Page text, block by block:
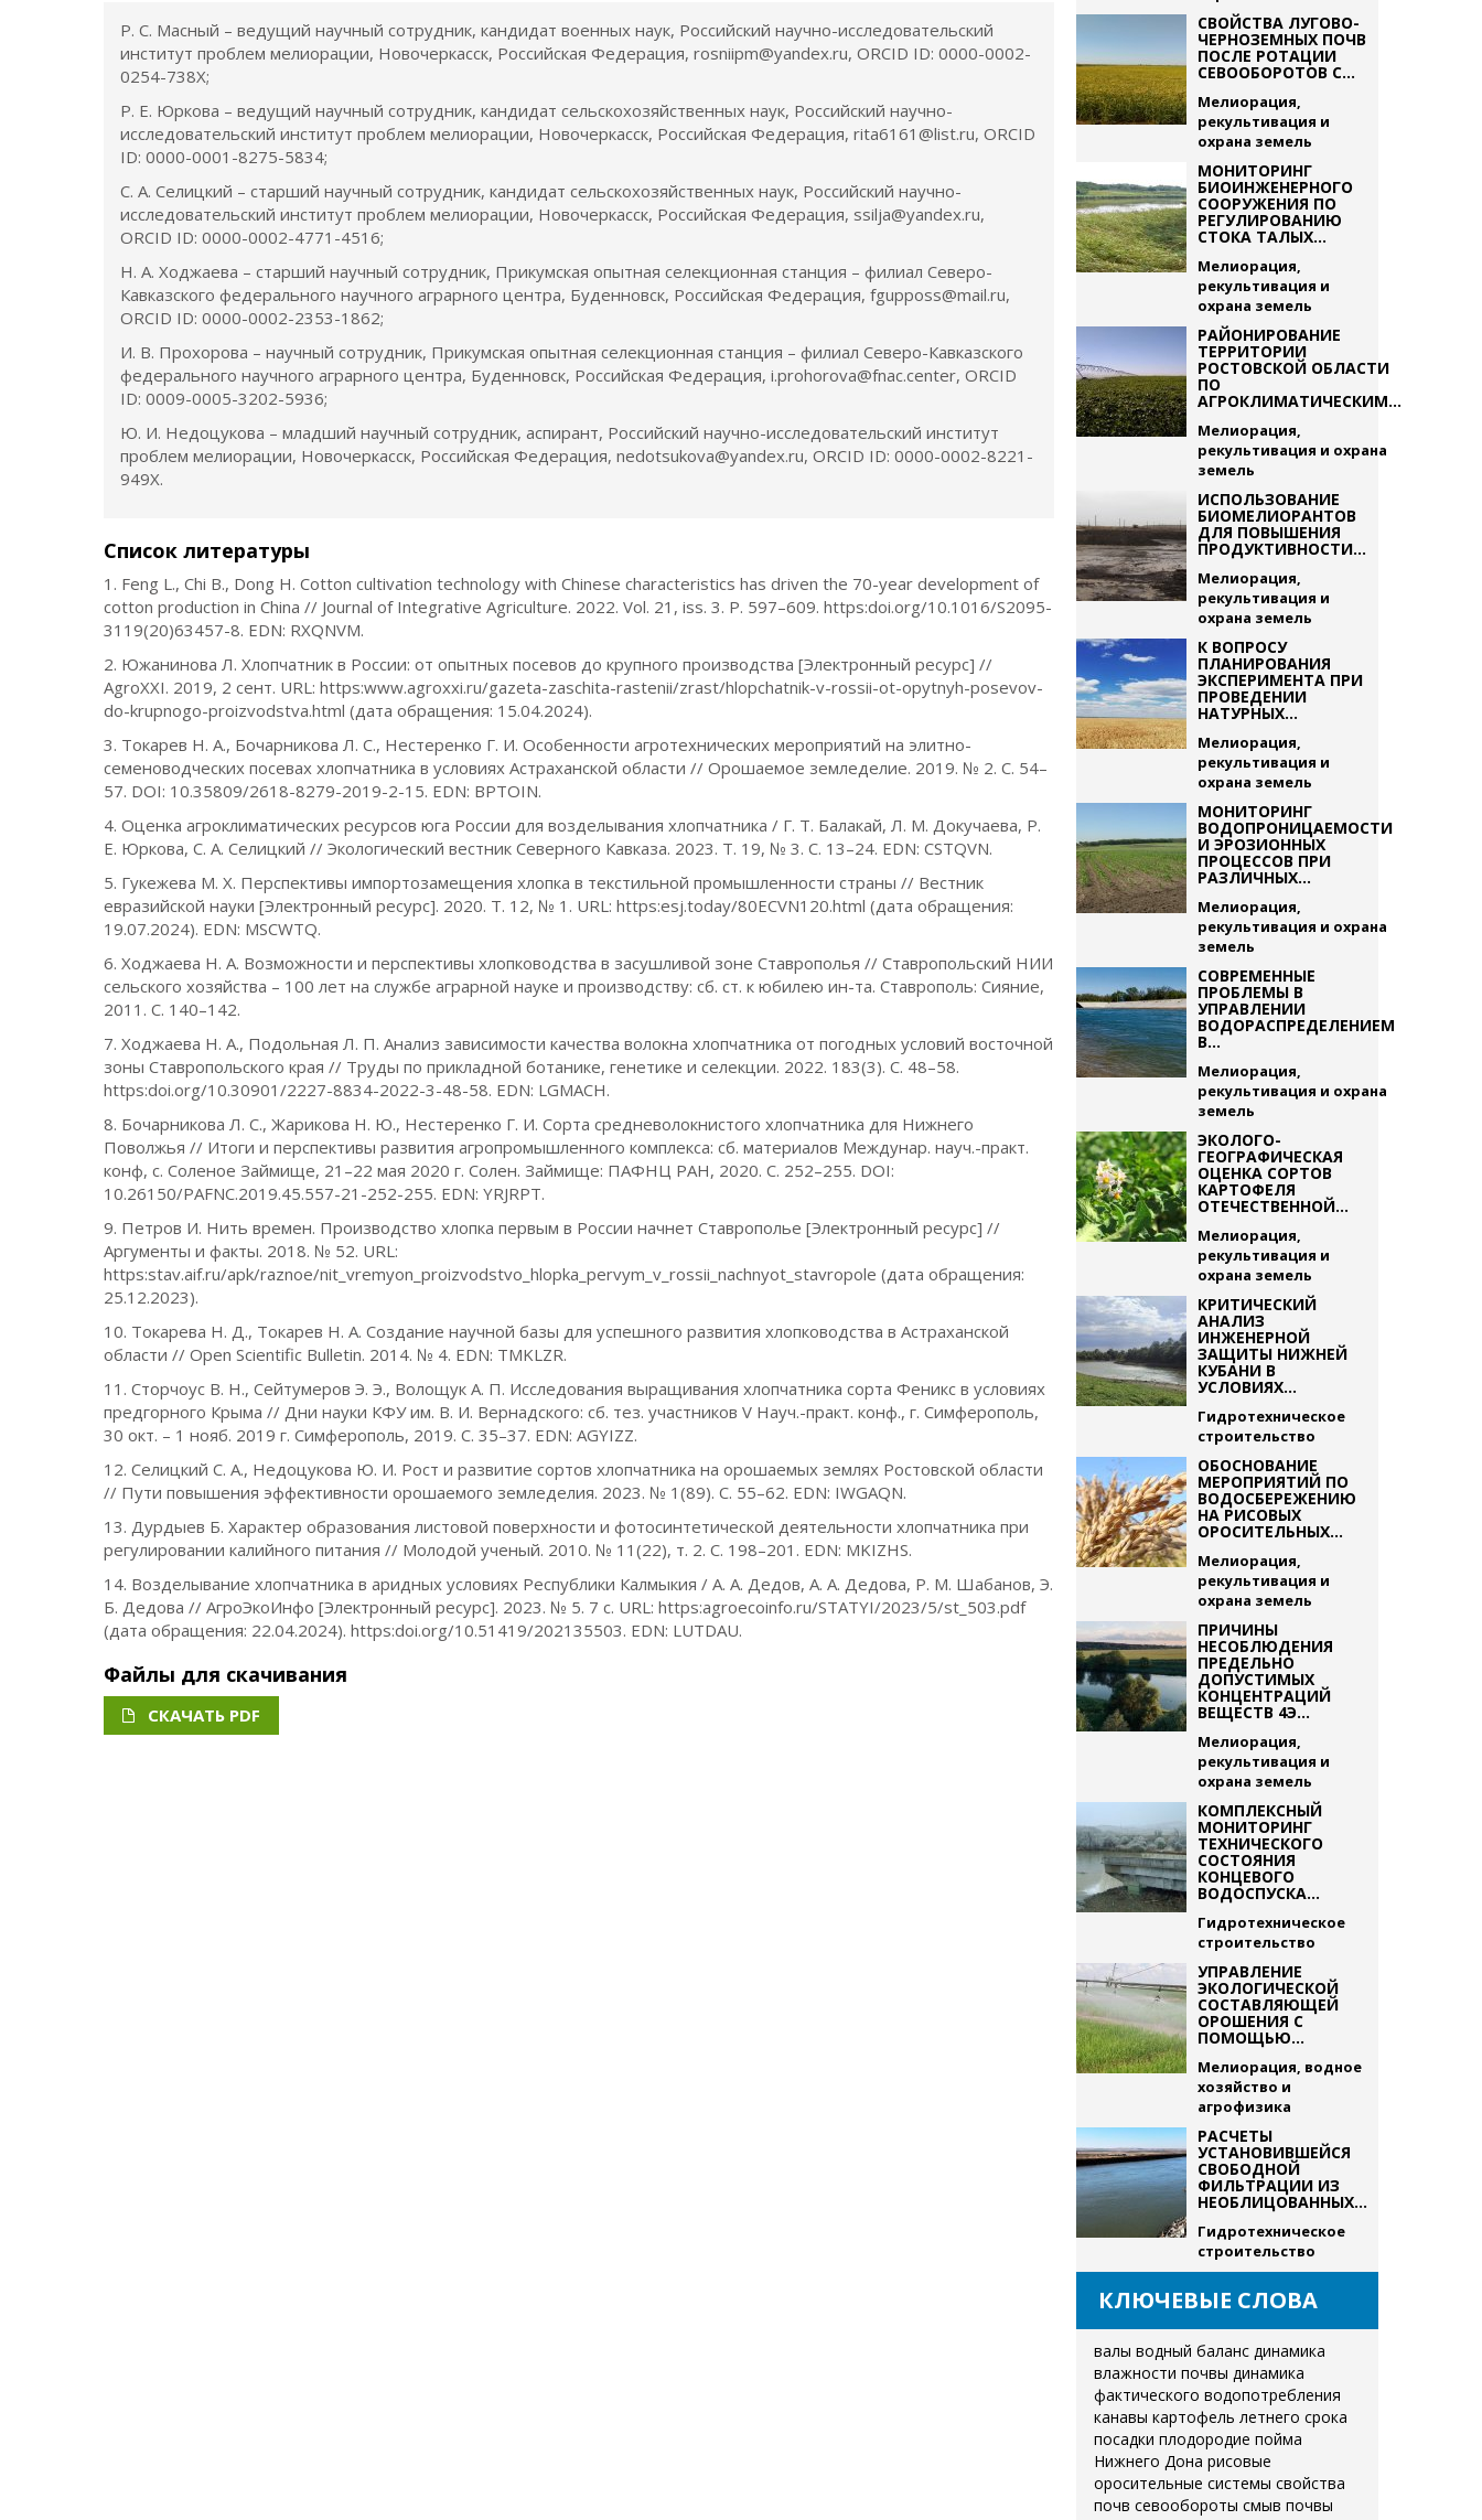
Р. С. Масный – ведущий научный сотрудник, кандидат военных наук, Российский научно-исследовательский
институт проблем мелиорации, Новочеркасск, Российская Федерация, rosniipm@yandex.ru, ORCID ID: 0000-0002-
0254-738X;
Р. Е. Юркова – ведущий научный сотрудник, кандидат сельскохозяйственных наук, Российский научно-
исследовательский институт проблем мелиорации, Новочеркасск, Российская Федерация, rita6161@list.ru, ORCID
ID: 0000-0001-8275-5834;
С. А. Селицкий – старший научный сотрудник, кандидат сельскохозяйственных наук, Российский научно-
исследовательский институт проблем мелиорации, Новочеркасск, Российская Федерация, ssilja@yandex.ru,
ORCID ID: 0000-0002-4771-4516;
Н. А. Ходжаева – старший научный сотрудник, Прикумская опытная селекционная станция – филиал Северо-
Кавказского федерального научного аграрного центра, Буденновск, Российская Федерация, fgupposs@mail.ru,
ORCID ID: 0000-0002-2353-1862;
И. В. Прохорова – научный сотрудник, Прикумская опытная селекционная станция – филиал Северо-Кавказского
федерального научного аграрного центра, Буденновск, Российская Федерация, i.prohorova@fnac.center, ORCID
ID: 0009-0005-3202-5936;
Ю. И. Недоцукова – младший научный сотрудник, аспирант, Российский научно-исследовательский институт
проблем мелиорации, Новочеркасск, Российская Федерация, nedotsukova@yandex.ru, ORCID ID: 0000-0002-8221-
949X.
Список литературы
1. Feng L., Chi B., Dong H. Cotton cultivation technology with Chinese characteristics has driven the 70-year development of
cotton production in China // Journal of Integrative Agriculture. 2022. Vol. 21, iss. 3. P. 597–609. https:doi.org/10.1016/S2095-
3119(20)63457-8. EDN: RXQNVM.
2. Южанинова Л. Хлопчатник в России: от опытных посевов до крупного производства [Электронный ресурс] //
АgroXXI. 2019, 2 сент. URL: https:www.agroxxi.ru/gazeta-zaschita-rastenii/zrast/hlopchatnik-v-rossii-ot-opytnyh-posevov-
do-krupnogo-proizvodstva.html (дата обращения: 15.04.2024).
3. Токарев Н. А., Бочарникова Л. С., Нестеренко Г. И. Особенности агротехнических мероприятий на элитно-
семеноводческих посевах хлопчатника в условиях Астраханской области // Орошаемое земледелие. 2019. № 2. С. 54–
57. DOI: 10.35809/2618-8279-2019-2-15. EDN: BPTOIN.
4. Оценка агроклиматических ресурсов юга России для возделывания хлопчатника / Г. Т. Балакай, Л. М. Докучаева, Р.
Е. Юркова, С. А. Селицкий // Экологический вестник Северного Кавказа. 2023. Т. 19, № 3. С. 13–24. EDN: CSTQVN.
5. Гукежева М. Х. Перспективы импортозамещения хлопка в текстильной промышленности страны // Вестник
евразийской науки [Электронный ресурс]. 2020. Т. 12, № 1. URL: https:esj.today/80ECVN120.html (дата обращения:
19.07.2024). EDN: MSCWTQ.
6. Ходжаева Н. А. Возможности и перспективы хлопководства в засушливой зоне Ставрополья // Ставропольский НИИ
сельского хозяйства – 100 лет на службе аграрной науке и производству: сб. ст. к юбилею ин-та. Ставрополь: Сияние,
2011. С. 140–142.
7. Ходжаева Н. А., Подольная Л. П. Анализ зависимости качества волокна хлопчатника от погодных условий восточной
зоны Ставропольского края // Труды по прикладной ботанике, генетике и селекции. 2022. 183(3). С. 48–58.
https:doi.org/10.30901/2227-8834-2022-3-48-58. EDN: LGMACH.
8. Бочарникова Л. С., Жарикова Н. Ю., Нестеренко Г. И. Сорта средневолокнистого хлопчатника для Нижнего
Поволжья // Итоги и перспективы развития агропромышленного комплекса: сб. материалов Междунар. науч.-практ.
конф, с. Соленое Займище, 21–22 мая 2020 г. Солен. Займище: ПАФНЦ РАН, 2020. С. 252–255. DOI:
10.26150/PAFNC.2019.45.557-21-252-255. EDN: YRJRPT.
9. Петров И. Нить времен. Производство хлопка первым в России начнет Ставрополье [Электронный ресурс] //
Аргументы и факты. 2018. № 52. URL:
https:stav.aif.ru/apk/raznoe/nit_vremyon_proizvodstvo_hlopka_pervym_v_rossii_nachnyot_stavropole (дата обращения:
25.12.2023).
10. Токарева Н. Д., Токарев Н. А. Создание научной базы для успешного развития хлопководства в Астраханской
области // Open Scientific Bulletin. 2014. № 4. EDN: TMKLZR.
11. Сторчоус В. Н., Сейтумеров Э. Э., Волощук А. П. Исследования выращивания хлопчатника сорта Феникс в условиях
предгорного Крыма // Дни науки КФУ им. В. И. Вернадского: сб. тез. участников V Науч.-практ. конф., г. Симферополь,
30 окт. – 1 нояб. 2019 г. Симферополь, 2019. С. 35–37. EDN: AGYIZZ.
12. Селицкий С. А., Недоцукова Ю. И. Рост и развитие сортов хлопчатника на орошаемых землях Ростовской области
// Пути повышения эффективности орошаемого земледелия. 2023. № 1(89). С. 55–62. EDN: IWGAQN.
13. Дурдыев Б. Характер образования листовой поверхности и фотосинтетической деятельности хлопчатника при
регулировании калийного питания // Молодой ученый. 2010. № 11(22), т. 2. С. 198–201. EDN: MKIZHS.
14. Возделывание хлопчатника в аридных условиях Республики Калмыкия / А. А. Дедов, А. А. Дедова, Р. М. Шабанов, Э.
Б. Дедова // АгроЭкоИнфо [Электронный ресурс]. 2023. № 5. 7 с. URL: https:agroecoinfo.ru/STATYI/2023/5/st_503.pdf
(дата обращения: 22.04.2024). https:doi.org/10.51419/202135503. EDN: LUTDAU.
Файлы для скачивания
СКАЧАТЬ PDF
СВОЙСТВА ЛУГОВО-
ЧЕРНОЗЕМНЫХ ПОЧВ
ПОСЛЕ РОТАЦИИ
СЕВООБОРОТОВ С...
Мелиорация,
рекультивация и
охрана земель
МОНИТОРИНГ
БИОИНЖЕНЕРНОГО
СООРУЖЕНИЯ ПО
РЕГУЛИРОВАНИЮ
СТОКА ТАЛЫХ...
Мелиорация,
рекультивация и
охрана земель
РАЙОНИРОВАНИЕ
ТЕРРИТОРИИ
РОСТОВСКОЙ ОБЛАСТИ
ПО
АГРОКЛИМАТИЧЕСКИМ...
Мелиорация,
рекультивация и охрана
земель
ИСПОЛЬЗОВАНИЕ
БИОМЕЛИОРАНТОВ
ДЛЯ ПОВЫШЕНИЯ
ПРОДУКТИВНОСТИ...
Мелиорация,
рекультивация и
охрана земель
К ВОПРОСУ
ПЛАНИРОВАНИЯ
ЭКСПЕРИМЕНТА ПРИ
ПРОВЕДЕНИИ
НАТУРНЫХ...
Мелиорация,
рекультивация и
охрана земель
МОНИТОРИНГ
ВОДОПРОНИЦАЕМОСТИ
И ЭРОЗИОННЫХ
ПРОЦЕССОВ ПРИ
РАЗЛИЧНЫХ...
Мелиорация,
рекультивация и охрана
земель
СОВРЕМЕННЫЕ
ПРОБЛЕМЫ В
УПРАВЛЕНИИ
ВОДОРАСПРЕДЕЛЕНИЕМ
В...
Мелиорация,
рекультивация и охрана
земель
ЭКОЛОГО-
ГЕОГРАФИЧЕСКАЯ
ОЦЕНКА СОРТОВ
КАРТОФЕЛЯ
ОТЕЧЕСТВЕННОЙ...
Мелиорация,
рекультивация и
охрана земель
КРИТИЧЕСКИЙ
АНАЛИЗ
ИНЖЕНЕРНОЙ
ЗАЩИТЫ НИЖНЕЙ
КУБАНИ В
УСЛОВИЯХ...
Гидротехническое
строительство
ОБОСНОВАНИЕ
МЕРОПРИЯТИЙ ПО
ВОДОСБЕРЕЖЕНИЮ
НА РИСОВЫХ
ОРОСИТЕЛЬНЫХ...
Мелиорация,
рекультивация и
охрана земель
ПРИЧИНЫ
НЕСОБЛЮДЕНИЯ
ПРЕДЕЛЬНО
ДОПУСТИМЫХ
КОНЦЕНТРАЦИЙ
ВЕЩЕСТВ 4Э...
Мелиорация,
рекультивация и
охрана земель
КОМПЛЕКСНЫЙ
МОНИТОРИНГ
ТЕХНИЧЕСКОГО
СОСТОЯНИЯ
КОНЦЕВОГО
ВОДОСПУСКА...
Гидротехническое
строительство
УПРАВЛЕНИЕ
ЭКОЛОГИЧЕСКОЙ
СОСТАВЛЯЮЩЕЙ
ОРОШЕНИЯ С
ПОМОЩЬЮ...
Мелиорация, водное
хозяйство и
агрофизика
РАСЧЕТЫ
УСТАНОВИВШЕЙСЯ
СВОБОДНОЙ
ФИЛЬТРАЦИИ ИЗ
НЕОБЛИЦОВАННЫХ...
Гидротехническое
строительство
КЛЮЧЕВЫЕ СЛОВА
валы водный баланс динамика
влажности почвы динамика
фактического водопотребления
канавы картофель летнего срока
посадки плодородие пойма
Нижнего Дона рисовые
оросительные системы свойства
почв севообороты смыв почвы